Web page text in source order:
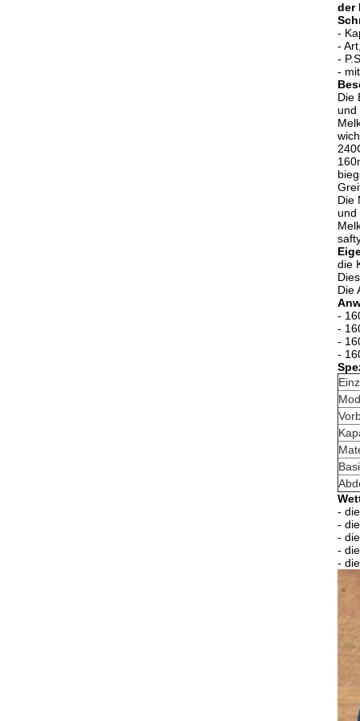
der
-
-
-
-
Die
und
Die
und
die
Die
-
-
-
-
-
-
-
-
-